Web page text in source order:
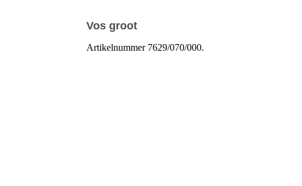
Vos groot
Artikelnummer 7629/070/000.